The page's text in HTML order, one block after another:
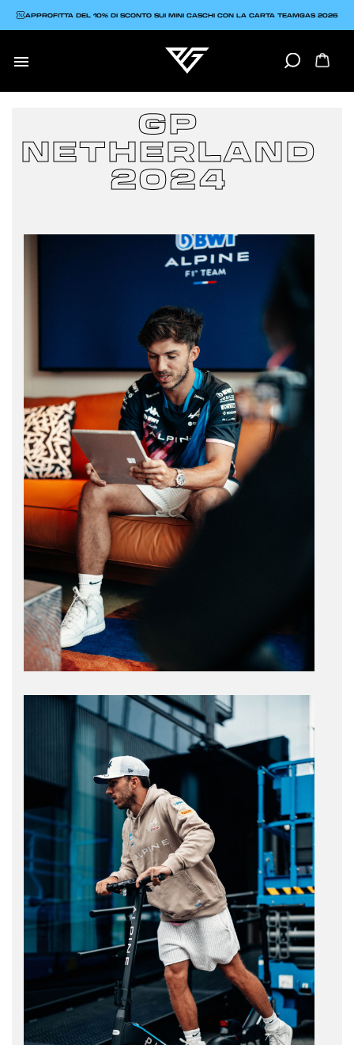

APPROFITTA DEL 10% DI SCONTO SUI MINI CASCHI CON LA CARTA TEAMGAS 2026
GP
NETHERLAND
2024